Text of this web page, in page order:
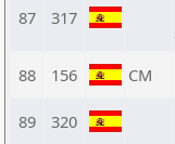
87 317
88 156 CM
89 320